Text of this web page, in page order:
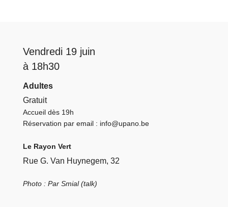
Vendredi 19 juin
à 18h30
Adultes
Gratuit
Accueil dès 19h
Réservation par email : info@upano.be
Le Rayon Vert
Rue G. Van Huynegem, 32
Photo : Par Smial (talk)